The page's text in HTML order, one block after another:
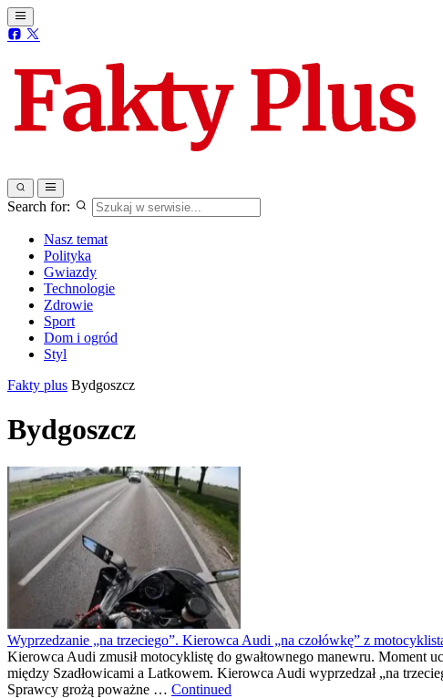
Search for:
Nasz temat
Polityka
Gwiazdy
Technologie
Zdrowie
Sport
Dom i ogród
Styl
Fakty plus Bydgoszcz
Bydgoszcz
Wyprzedzanie „na trzeciego”. Kierowca Audi „na czołówkę” z
Kierowca Audi zmusił motocyklistę do gwałtownego manewru. Moment
między Szadłowicami a Latkowem. Kierowca Audi wyprzedzał „na
Sprawcy grożą poważne … Continued